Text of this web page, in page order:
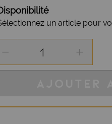
un article pour